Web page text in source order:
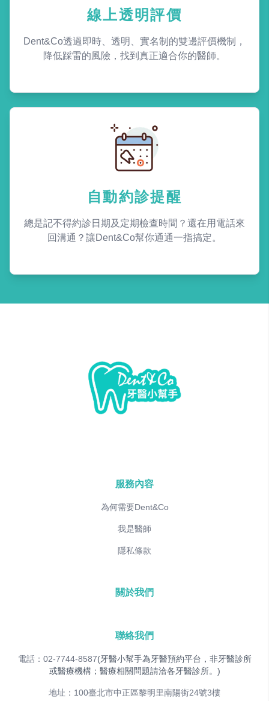
線上透明評價
Dent&Co透過即時、透明、實名制的雙邊評價機制，
降低踩雷的風險，找到真正適合你的醫師。
自動約診提醒
總是記不得約診日期及定期檢查時間？還在用電話來
回溝通？讓Dent&Co幫你通通一指搞定。
服務內容
為何需要Dent&Co
我是醫師
隱私條款
關於我們
聯絡我們
電話：02-7744-8587(牙醫小幫手為牙醫預約平台，非牙醫診所
或醫療機構；醫療相關問題請洽各牙醫診所。)
地址：100臺北市中正區黎明里南陽街24號3樓